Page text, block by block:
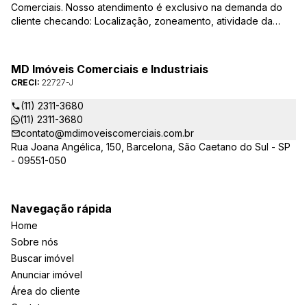
Comerciais. Nosso atendimento é exclusivo na demanda do
cliente checando: Localização, zoneamento, atividade da
atender de verdade a sua necessidade!
MD Imóveis Comerciais e Industriais
CRECI: 22727-J
(11) 2311-3680
(11) 2311-3680
contato@mdimoveiscomerciais.com.br
Rua Joana Angélica, 150, Barcelona, São Caetano do Sul - SP
- 09551-050
Navegação rápida
Home
Sobre nós
Buscar imóvel
Anunciar imóvel
Área do cliente